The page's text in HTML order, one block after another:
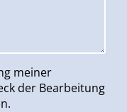
meiner
der Bearbeitung